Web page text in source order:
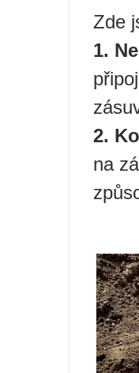
Zde
1.
2.
na